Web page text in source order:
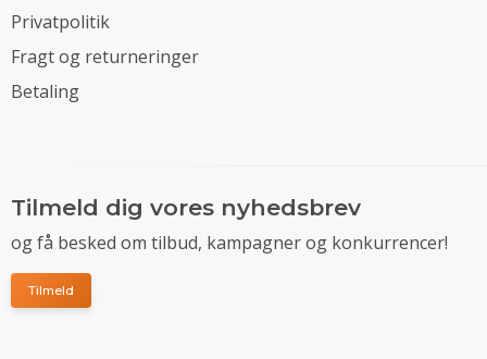
Privatpolitik
Fragt og returneringer
Betaling
Tilmeld dig vores nyhedsbrev
og få besked om tilbud, kampagner og konkurrencer!
Tilmeld